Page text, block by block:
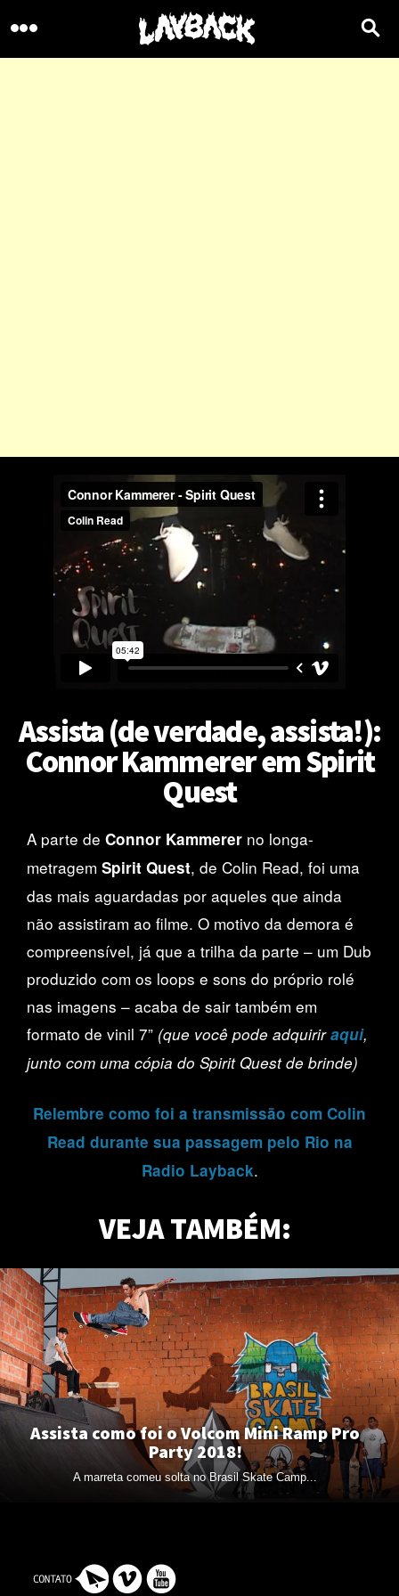
Assista (de verdade, assista!):
Connor Kammerer em Spirit
Quest
A parte de Connor Kammerer no longa-
metragem Spirit Quest, de Colin Read, foi uma
das mais aguardadas por aqueles que ainda
não assistiram ao filme. O motivo da demora é
compreensível, já que a trilha da parte – um Dub
produzido com os loops e sons do próprio rolé
nas imagens – acaba de sair também em
formato de vinil 7” (que você pode adquiriraqui,
junto com uma cópia do Spirit Quest de brinde)
Relembre como foi a transmissão com Colin
Read durante sua passagem pelo Rio na
Radio Layback.
VEJA TAMBÉM:
Assista como foi o Volcom Mini Ramp Pro
Party 2018!
A marreta comeu solta no Brasil Skate Camp...